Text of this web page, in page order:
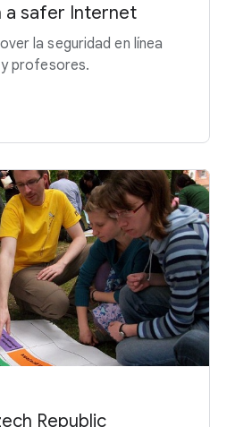
a safer Internet
la seguridad en línea
profesores.
Republic